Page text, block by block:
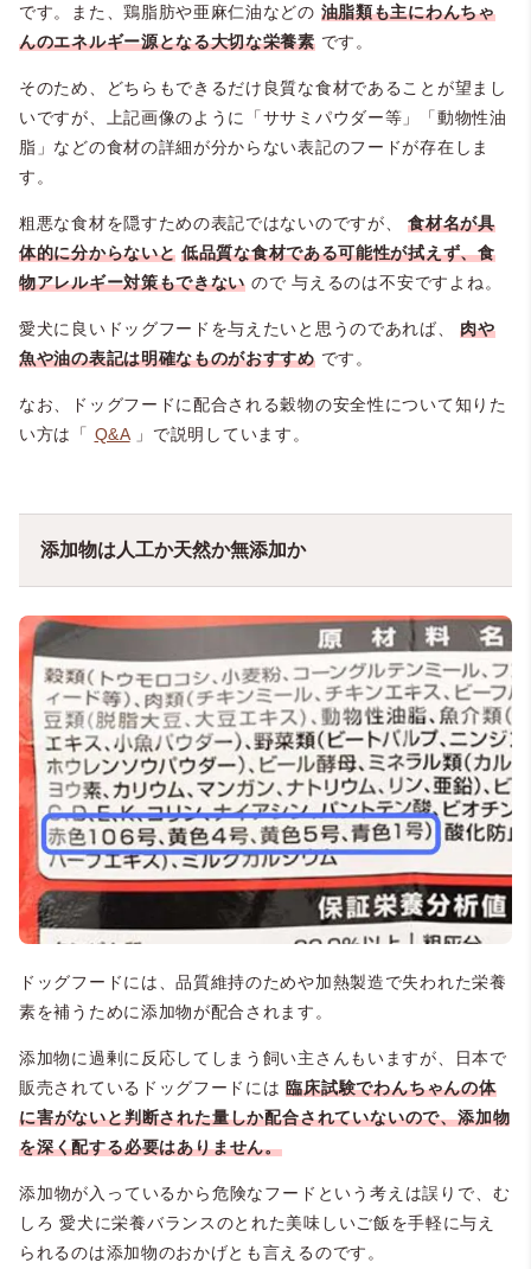
です。また、鶏脂肪や亜麻仁油などの 油脂類も主にわんちゃ
んのエネルギー源となる大切な栄養素です。
そのため、どちらもできるだけ良質な食材であることが望まし
いですが、上記画像のように「ササミパウダー等」「動物性油
脂」などの食材の詳細が分からない表記のフードが存在しま
す。
粗悪な食材を隠すための表記ではないのですが、食材名が具
体的に分からないと 低品質な食材である可能性が拭えず、食
物アレルギー対策もできない ので 与えるのは不安ですよね。
愛犬に良いドッグフードを与えたいと思うのであれば、肉や
魚や油の表記は明確なものがおすすめです。
なお、ドッグフードに配合される穀物の安全性について知りた
い方は「 Q&A」で説明しています。
添加物は人工か天然か無添加か
ドッグフードには、品質維持のためや加熱製造で失われた栄養
素を補うために添加物が配合されます。
添加物に過剰に反応してしまう飼い主さんもいますが、日本で
販売されているドッグフードには臨床試験でわんちゃんの体
に害がないと判断された量しか配合されていないので、添加物
を深く配する必要はありません。
添加物が入っているから危険なフードという考えは誤りで、む
しろ 愛犬に栄養バランスのとれた美味しいご飯を手軽に与え
られるのは添加物のおかげとも言えるのです。